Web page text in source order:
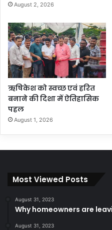
August 2, 2026
ऋषिकेश को स्वच्छ एवं हरित
बनाने की दिशा में ऐतिहासिक
पहल
August 1, 2026
Most Viewed Posts
August 31, 2023
Why homeowners are
August 31, 2023